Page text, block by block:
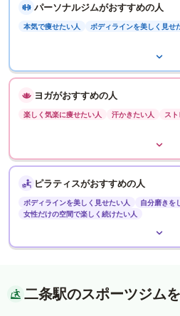
パーソナルジムがおすすめの人
本気で痩せたい人 ボディラインを美しく見せ
ヨガがおすすめの人
楽しく気楽に痩せたい人 汗かきたい人 スト
ピラティスがおすすめの人
ボディラインを美しく見せたい人
自分磨きを
女性だけの空間で楽しく続けたい人
二条駅のスポーツジム